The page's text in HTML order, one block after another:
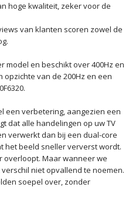
hoge kwaliteit, zeker voor de
van klanten scoren zowel de
model en beschikt over 400Hz en
van de 200Hz en een
een verbetering, aangezien een
dat alle handelingen op uw TV
verwerkt dan bij een dual-core
het beeld sneller ververst wordt.
overloopt. Maar wanneer we
niet opvallend te noemen.
soepel over, zonder